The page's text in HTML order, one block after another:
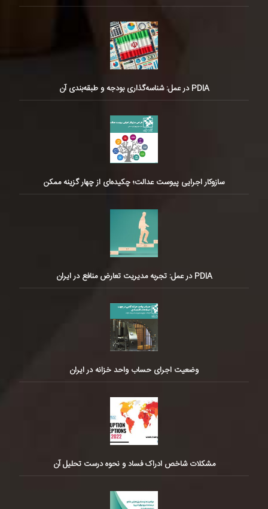
PDIA در عمل: شناسه‌گذاری بودجه و طبقه‌بندی آن
سازوکار اجرایی پیوست عدالت؛ چکیده‌ای از چهار گزینه ممکن
PDIA در عمل: تجربه مدیریت تعارض منافع در ایران
وضعیت اجرای حساب واحد خزانه در ایران
مشکلات شاخص ادراک فساد و نحوه درست تحلیل آن